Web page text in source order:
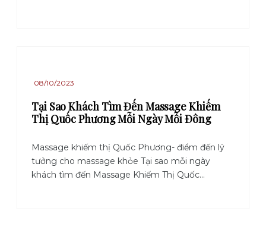
08/10/2023
Tại Sao Khách Tìm Đến Massage Khiếm
Thị Quốc Phương Mỗi Ngày Mỗi Đông
Massage khiếm thị Quốc Phương- điểm đến lý
tưởng cho massage khỏe Tại sao mỗi ngày
khách tìm đến Massage Khiếm Thị Quốc...